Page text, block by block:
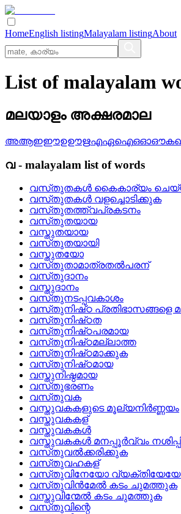
HomeEnglish listingMalayalam listingAbout
List of malayalam
മലയാളം അക്ഷരമാല
അആഇഈഉഊഋഎഏഐഒഓഔക
വ- malayalam list of words
വസ്‌തുതകള്‍ കൈകാര്യം
വസ്‌തുതകള്‍ വളച്ചൊടിക്കുക
വസ്‌തുതത്ത്വപ്രകടനം
വസ്‌തുതയായ
വസ്തുതയായ
വസ്‌തുതയായി
വസ്തുതയോ
വസ്‌തുതാമാത്രതല്‍പരന്
വസ്‌തുദാനം
വസ്തുദാനം
വസ്‌തുനടപ്പവകാശം
വസ്‌തുനിഷ്‌ഠ പ്രതിഭാസങ്ങളെ
വസ്‌തുനിഷ്‌ഠത
വസ്‌തുനിഷ്‌ഠപരമായ
വസ്‌തുനിഷ്‌ഠമല്ലാത്ത
വസ്‌തുനിഷ്‌ഠമാക്കുക
വസ്‌തുനിഷ്‌ഠമായ
വസ്തുനിഷ്ഠമായ
വസ്‌തുഭരണം
വസ്‌തുവക
വസ്തുവകകളുടെ മൂല്യനിര്‍ണ്ണയം
വസ്തുവകകള്
വസ്തുവകകള്‍
വസ്തുവകകള്‍ മനപ്പൂര്‍വ്വം
വസ്‌തുവല്‍ക്കരിക്കുക
വസ്‌തുവഹകള്
വസ്‌തുവിനേയോ
വസ്‌തുവിന്‍മേല്‍ കടം ചുമത്തുക
വസ്തുവിന്മേല്‍ കടം ചുമത്തുക
വസ്‌തുവിന്റെ